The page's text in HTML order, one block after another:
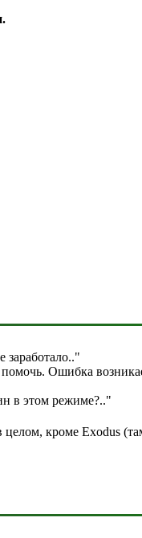
заработало.."
Ошибка
в этом режиме?.."
кроме Exodus